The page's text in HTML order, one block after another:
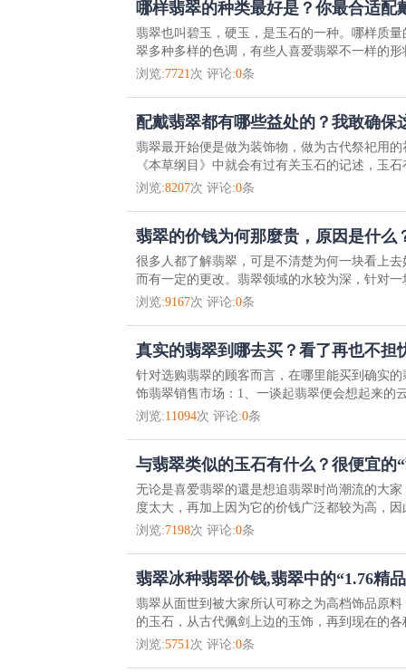
哪样翡翠的种类最好是？你最合适配
翡翠也叫碧玉，硬玉，是玉石的一种。哪样质
翠多种多样的色调，有些人喜爱翡翠不一样的
浏览:7721次 评论:0条
配戴翡翠都有哪些益处的？我敢确保
翡翠最开始便是做为装饰物，做为古代祭祀用
《本草纲目》中就会有过有关玉石的记述，玉
浏览:8207次 评论:0条
翡翠的价钱为何那麼贵，原因是什么
很多人都了解翡翠，可是不清楚为何一块看上
而有一定的更改。翡翠领域的水较为深，针对
浏览:9167次 评论:0条
真实的翡翠到哪去买？看了再也不担
针对选购翡翠的顾客而言，在哪里能买到确实
饰翡翠销售市场：1、一谈起翡翠便会想起来的
浏览:11094次 评论:0条
与翡翠类似的玉石有什么？很便宜的
无论是喜爱翡翠的還是想追翡翠时尚潮流的大
度太大，再加上因为它的价钱广泛都较为高，
浏览:7198次 评论:0条
翡翠冰种翡翠价钱,翡翠中的“1.76精
翡翠从面世到被大家所认可称之为高档饰品原
的玉石，从古代佩剑上边的玉饰，再到现在的
浏览:5751次 评论:0条